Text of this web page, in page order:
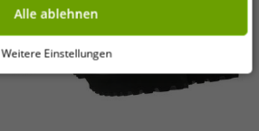
Alle ablehnen
Weitere Einstellungen